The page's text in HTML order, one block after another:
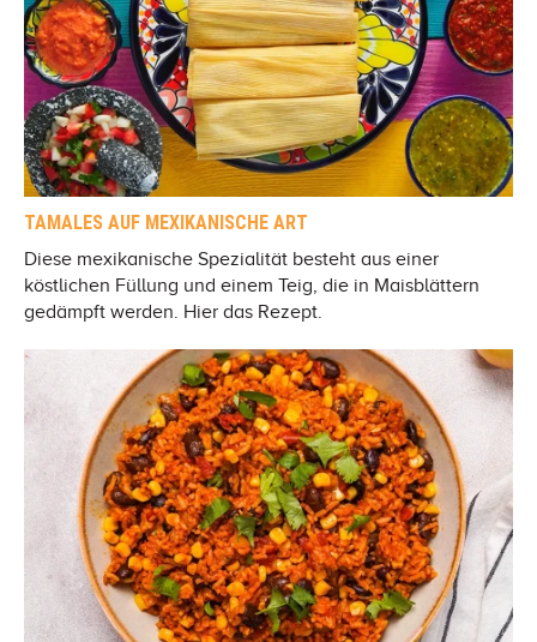
TAMALES AUF MEXIKANISCHE ART
Diese mexikanische Spezialität besteht aus einer
köstlichen Füllung und einem Teig, die in Maisblättern
gedämpft werden. Hier das Rezept.